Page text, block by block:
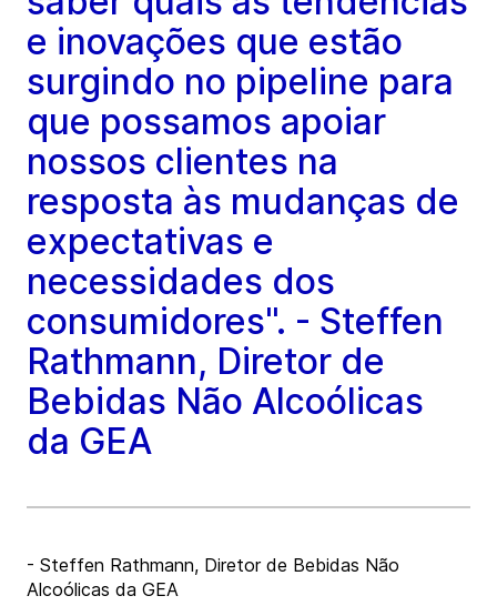
e inovações que estão
surgindo no pipeline para
que possamos apoiar
nossos clientes na
resposta às mudanças de
expectativas e
necessidades dos
consumidores". - Steffen
Rathmann, Diretor de
Bebidas Não Alcoólicas
da GEA
- Steffen Rathmann, Diretor de Bebidas Não
Alcoólicas da GEA